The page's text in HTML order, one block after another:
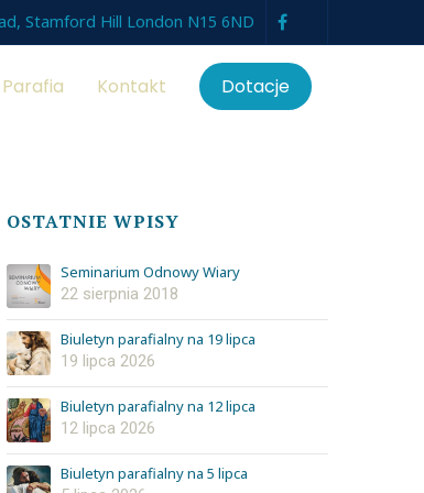
Stamford Hill London N15 6ND
Parafia Kontakt Dotacje
OSTATNIE WPISY
Seminarium Odnowy Wiary
22 sierpnia 2018
Biuletyn parafialny na 19 lipca
19 lipca 2026
Biuletyn parafialny na 12 lipca
12 lipca 2026
Biuletyn parafialny na 5 lipca